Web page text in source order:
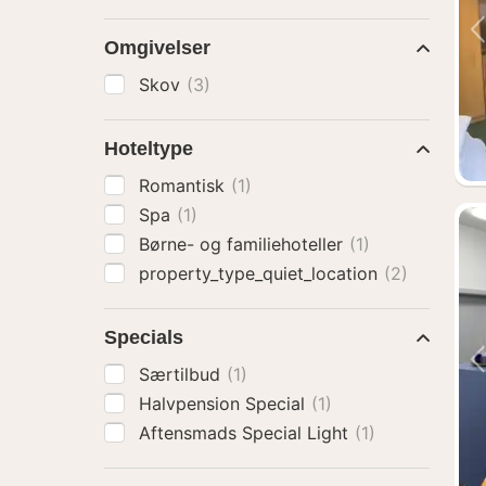
Omgivelser
Skov (3)
Hoteltype
Romantisk (1)
Spa (1)
Børne- og familiehoteller (1)
property_type_quiet_location (2)
Specials
Særtilbud (1)
Halvpension Special (1)
Aftensmads Special Light (1)